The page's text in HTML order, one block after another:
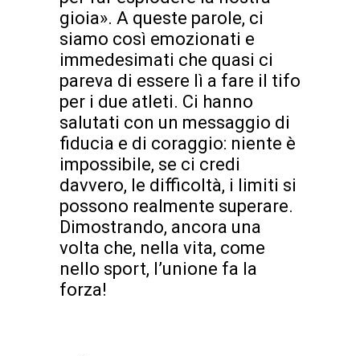
gioia». A queste parole, ci
siamo così emozionati e
immedesimati che quasi ci
pareva di essere lì a fare il tifo
per i due atleti. Ci hanno
salutati con un messaggio di
fiducia e di coraggio: niente è
impossibile, se ci credi
davvero, le difficoltà, i limiti si
possono realmente superare.
Dimostrando, ancora una
volta che, nella vita, come
nello sport, l’unione fa la
forza!